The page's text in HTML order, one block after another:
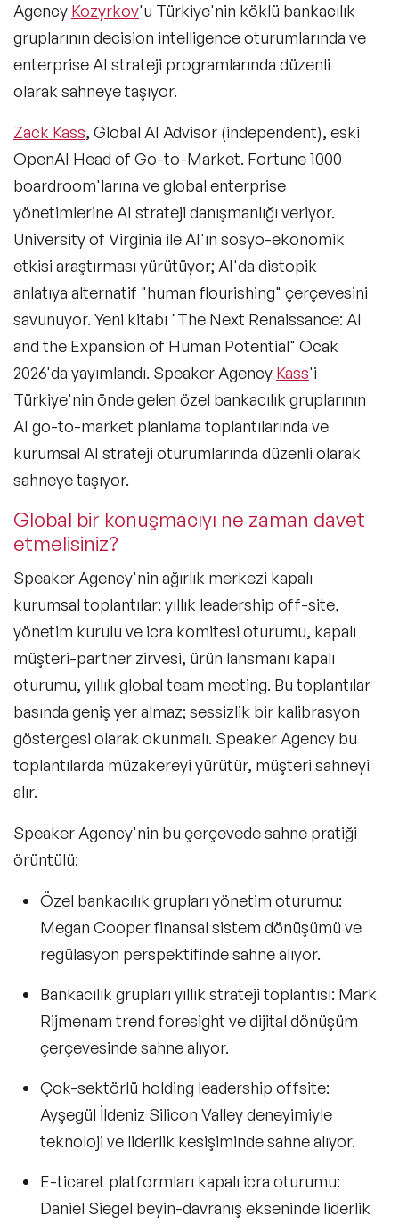
Agency Kozyrkov'u Türkiye'nin köklü bankacılık
gruplarının decision intelligence oturumlarında ve
enterprise AI strateji programlarında düzenli
olarak sahneye taşıyor.
Zack Kass, Global AI Advisor (independent), eski
OpenAI Head of Go-to-Market. Fortune 1000
boardroom'larına ve global enterprise
yönetimlerine AI strateji danışmanlığı veriyor.
University of Virginia ile AI'ın sosyo-ekonomik
etkisi araştırması yürütüyor; AI'da distopik
anlatıya alternatif "human flourishing" çerçevesini
savunuyor. Yeni kitabı "The Next Renaissance: AI
and the Expansion of Human Potential" Ocak
2026'da yayımlandı. Speaker Agency Kass'i
Türkiye'nin önde gelen özel bankacılık gruplarının
AI go-to-market planlama toplantılarında ve
kurumsal AI strateji oturumlarında düzenli olarak
sahneye taşıyor.
Global bir konuşmacıyı ne zaman davet
etmelisiniz?
Speaker Agency'nin ağırlık merkezi kapalı
kurumsal toplantılar: yıllık leadership off-site,
yönetim kurulu ve icra komitesi oturumu, kapalı
müşteri-partner zirvesi, ürün lansmanı kapalı
oturumu, yıllık global team meeting. Bu toplantılar
basında geniş yer almaz; sessizlik bir kalibrasyon
göstergesi olarak okunmalı. Speaker Agency bu
toplantılarda müzakereyi yürütür, müşteri sahneyi
alır.
Speaker Agency'nin bu çerçevede sahne pratiği
örüntülü:
Özel bankacılık grupları yönetim oturumu:
Megan Cooperfinansal sistem dönüşümü ve
regülasyon perspektifinde sahne alıyor.
Bankacılık grupları yıllık strateji toplantısı: Mark
Rijmenam trend foresight ve dijital dönüşüm
çerçevesinde sahne alıyor.
Çok-sektörlü holding leadership offsite:
Ayşegül İldeniz Silicon Valley deneyimiyle
teknoloji ve liderlik kesişiminde sahne alıyor.
E-ticaret platformları kapalı icra oturumu:
Daniel Siegel beyin-davranış ekseninde liderlik
Astroloji Konuşmacıları
Storytelling Konuşmacıları
Çevre & Enerji Konuşmacıları
Kuşak Konuşmacıları
Müzik Konuşmacıları
Tarih Konuşmacıları
Kültür Konuşmacıları
Teknoloji & Trendler Konuşmacıları
İlham Veren Kadın Konuşmacılar
Eğitim Konuşmacıları
Blockchain ve Kripto Para Konuşmacıları
Design Thinking Konuşmacıları
Perakende Konuşmacıları
Gastronomi Konuşmacıları
E-Ticaret Konuşmacıları
Metaverse ve Web 3.0 Konuşmacıları
KVKK Konuşmacıları
NFT ve Sanat Konuşmacıları
Felsefe & Yeni İnsan Halleri Konuşmacıları
Tedarik Zinciri Yönetimi Konuşmacıları
Çalışan Bağlılığı & Motivasyon
Big Data (Büyük Veri) Konusunda Uzman
Konuşmacılar
Döngüsel Ekonomi Alanında Uzman
Konuşmacılar
Edebiyat Konusunda Uzman Konuşmacılar
Endüstri 4.0 Konusunda Uzman ve
Deneyimli Konuşmacılar